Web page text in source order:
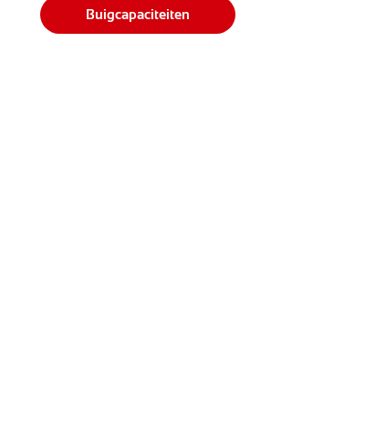
Buigcapaciteiten